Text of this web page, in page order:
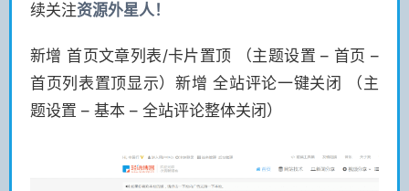
续关注资源外星人！
新增 首页文章列表/卡片置顶 （主题设置 – 首页 –
首页列表置顶显示）新增 全站评论一键关闭 （主
题设置 – 基本 – 全站评论整体关闭）